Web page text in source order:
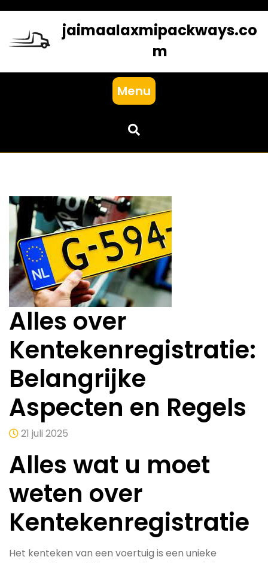
content
jaimaalaxmipackways.co
m
Menu
Alles over
Kentekenregistratie:
Belangrijke
Aspecten en Regels
21 juli 2025
Alles wat u moet
weten over
Kentekenregistratie
Het kenteken van een voertuig is een unieke